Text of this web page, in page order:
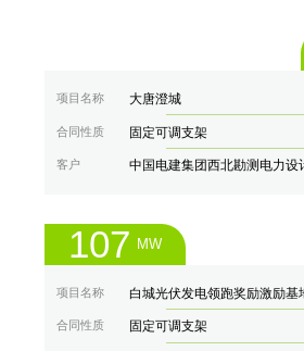
项目名称 大唐澄城
合同性质 固定可调支架
客户 中国电建集团西北勘测电力设
107 MW
项目名称 白城光伏发电领跑奖励激励基
合同性质 固定可调支架